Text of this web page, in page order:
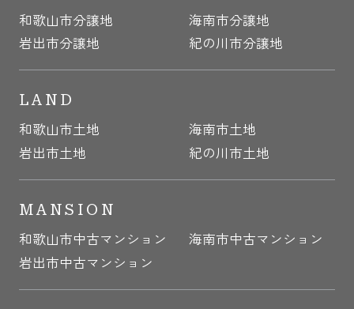
和歌山市分譲地
海南市分譲地
岩出市分譲地
紀の川市分譲地
LAND
和歌山市土地
海南市土地
岩出市土地
紀の川市土地
MANSION
和歌山市中古マンション
海南市中古マンション
岩出市中古マンション